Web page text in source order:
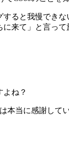
ると我慢できな
来て」と言って
ね？
当に感謝して